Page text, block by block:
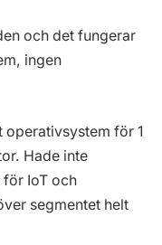
och det fungerar
ingen
för 1
Hade inte
IoT och
segmentet helt